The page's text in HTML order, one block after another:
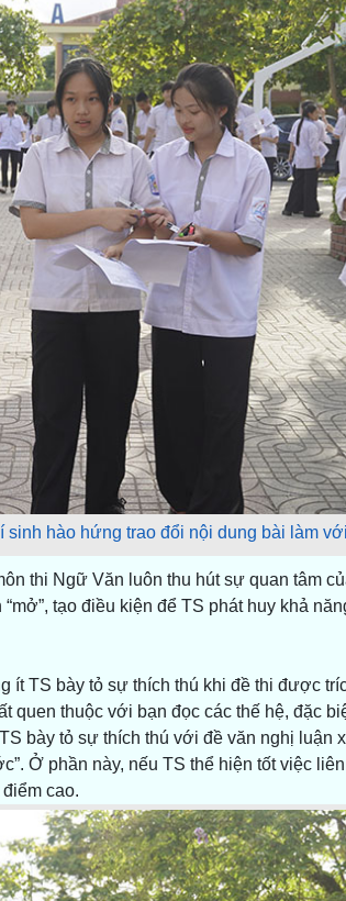
sinh hào hứng trao đổi nội dung bài làm
thi Ngữ Văn luôn thu hút sự quan tâm
tạo điều kiện để TS phát huy khả
ít TS bày tỏ sự thích thú khi đề thi được
quen thuộc với bạn đọc các thế hệ, đặc
bày tỏ sự thích thú với đề văn nghị luận
Ở phần này, nếu TS thể hiện tốt việc
cao.